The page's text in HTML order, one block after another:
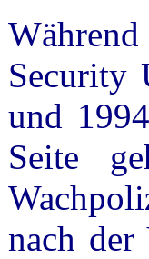
Security
und
Seite
nach der